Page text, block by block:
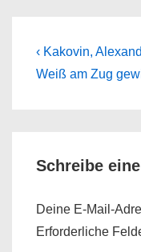
Previous
Post
‹ Kakovin,
Weiß am Zug
Schreibe
Deine E-Mail-
Erforderliche